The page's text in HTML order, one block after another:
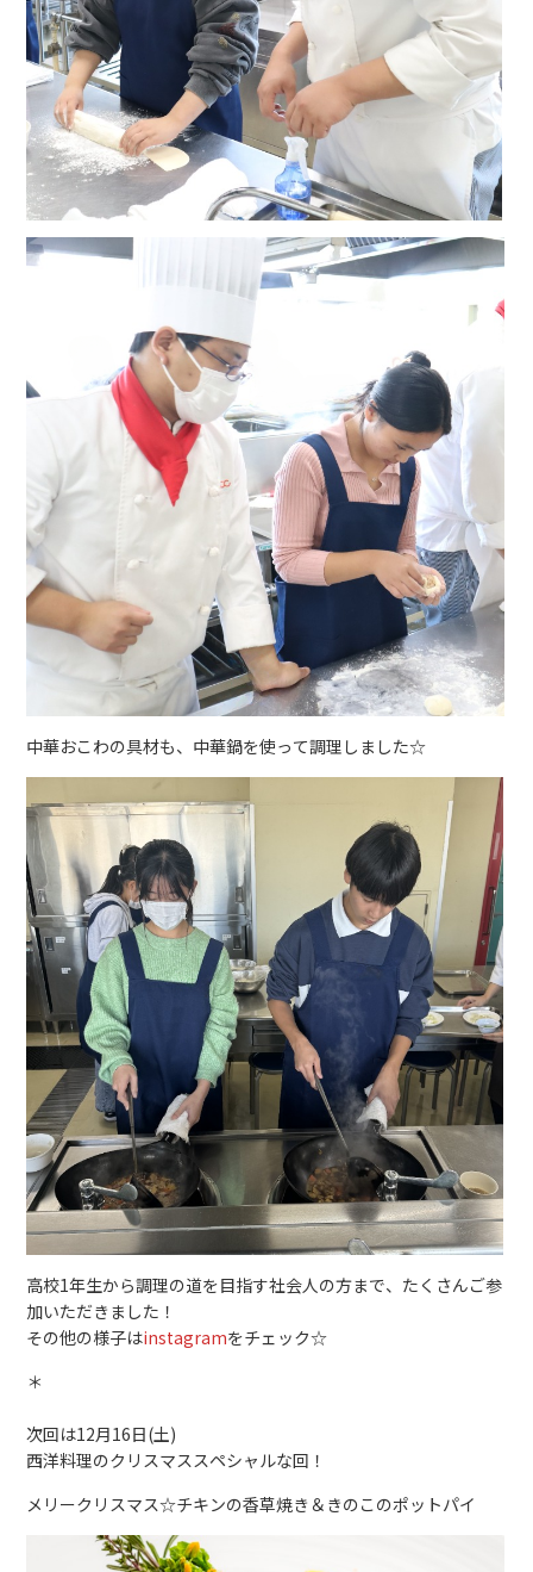
中華おこわの具材も、中華鍋を使って調理しました☆
高校1年生から調理の道を目指す社会人の方まで、たくさんご参
加いただきました！
その他の様子はinstagramをチェック☆
＊
次回は12月16日(土)
西洋料理のクリスマススペシャルな回！
メリークリスマス☆チキンの香草焼き＆きのこのポットパイ